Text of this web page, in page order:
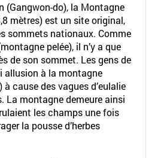
(Gangwon-do), la Montagne
mètres) est un site original,
sommets nationaux. Comme
pelée), il n’y a que
de son sommet. Les gens de
allusion à la montagne
à cause des vagues d’eulalie
La montagne demeure ainsi
les champs une fois
la pousse d’herbes